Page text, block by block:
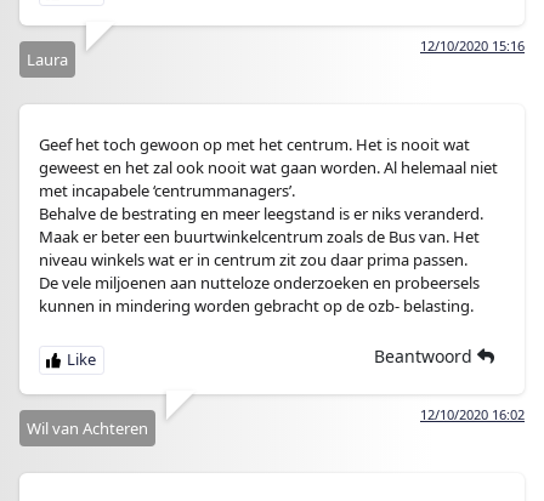
12/10/2020 15:16
Laura
Geef het toch gewoon op met het centrum. Het is nooit wat
geweest en het zal ook nooit wat gaan worden. Al helemaal niet
met incapabele ‘centrummanagers’.
Behalve de bestrating en meer leegstand is er niks veranderd.
Maak er beter een buurtwinkelcentrum zoals de Bus van. Het
niveau winkels wat er in centrum zit zou daar prima passen.
De vele miljoenen aan nutteloze onderzoeken en probeersels
kunnen in mindering worden gebracht op de ozb- belasting.
Beantwoord
12/10/2020 16:02
Wil van Achteren